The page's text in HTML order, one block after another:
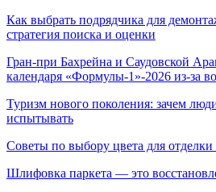
Как выбрать подрядчика для
стратегия поиска и оценки
Гран-при Бахрейна и Саудовской
календаря «Формулы-1»-2026 из-за
Туризм нового поколения: зачем
испытывать
Советы по выбору цвета для отделки
Шлифовка паркета — это